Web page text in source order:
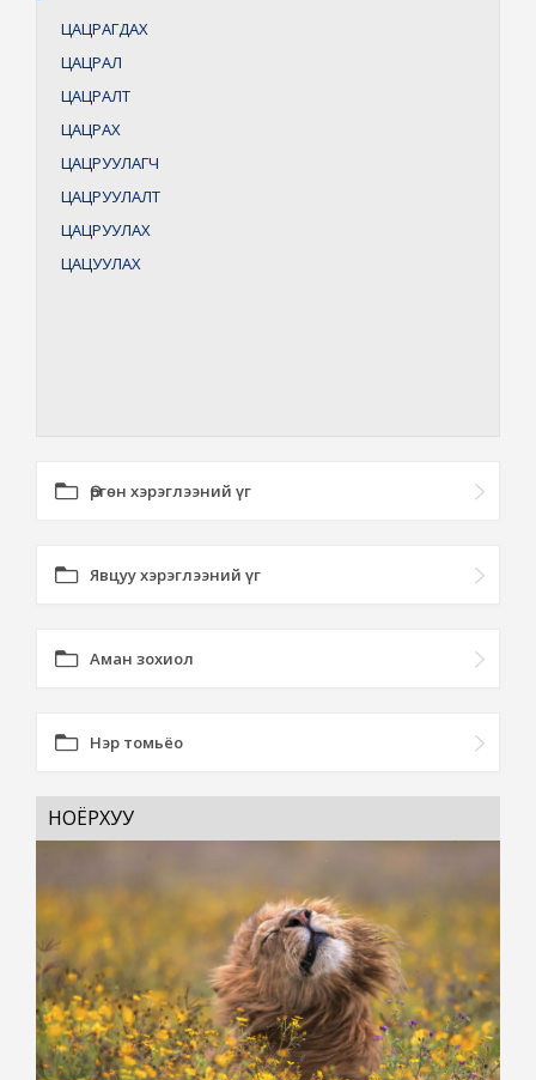
ЦАЦРАГДАХ
ЦАЦРАЛ
ЦАЦРАЛТ
ЦАЦРАХ
ЦАЦРУУЛАГЧ
ЦАЦРУУЛАЛТ
ЦАЦРУУЛАХ
ЦАЦУУЛАХ
Өргөн хэрэглээний үг
Явцуу хэрэглээний үг
Аман зохиол
Нэр томьёо
НОЁРХУУ